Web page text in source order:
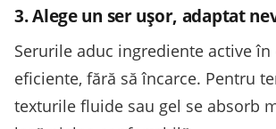
3. Alege un ser ușor, adaptat
Serurile aduc ingrediente active
eficiente, fără să încarce. Pentru
texturile fluide sau gel se absorb